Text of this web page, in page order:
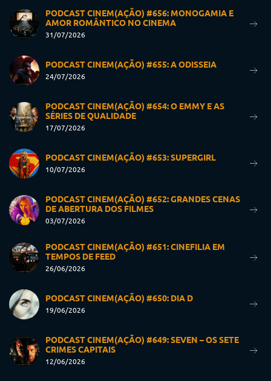
PODCAST CINEM(AÇÃO) #656: MONOGAMIA E
AMOR ROMÂNTICO NO CINEMA
31/07/2026
PODCAST CINEM(AÇÃO) #655: A ODISSEIA
24/07/2026
PODCAST CINEM(AÇÃO) #654: O EMMY E AS
SÉRIES DE QUALIDADE
17/07/2026
PODCAST CINEM(AÇÃO) #653: SUPERGIRL
10/07/2026
PODCAST CINEM(AÇÃO) #652: GRANDES CENAS
DE ABERTURA DOS FILMES
03/07/2026
PODCAST CINEM(AÇÃO) #651: CINEFILIA EM
TEMPOS DE FEED
26/06/2026
PODCAST CINEM(AÇÃO) #650: DIA D
19/06/2026
PODCAST CINEM(AÇÃO) #649: SEVEN – OS SETE
CRIMES CAPITAIS
12/06/2026